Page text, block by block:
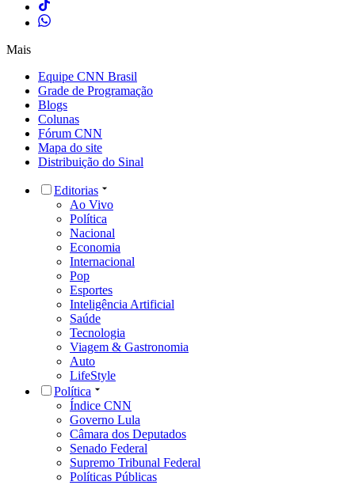
Mais
Equipe CNN Brasil
Grade de Programação
Blogs
Colunas
Fórum CNN
Mapa do site
Distribuição do Sinal
Editorias
Ao Vivo
Política
Nacional
Economia
Internacional
Pop
Esportes
Inteligência Artificial
Saúde
Tecnologia
Viagem & Gastronomia
Auto
LifeStyle
Política
Índice CNN
Governo Lula
Câmara dos Deputados
Senado Federal
Supremo Tribunal Federal
Políticas Públicas